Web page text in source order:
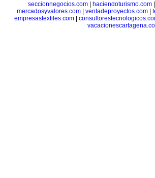
seccionnegocios.com
haciendoturismo.com
mercadosyvalores.com| ventadeproyectos.com|
empresastextiles.com|